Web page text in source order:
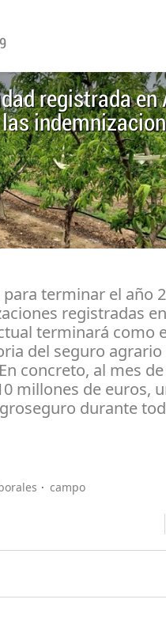
registrada en
terminar el año
registradas
terminará como
del seguro agrario
concreto, al mes
millones de euros,
durante
campo